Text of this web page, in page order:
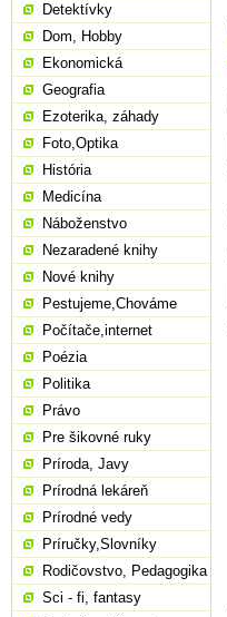
Detektívky
Dom, Hobby
Ekonomická
Geografia
Ezoterika, záhady
Foto,Optika
História
Medicína
Náboženstvo
Nezaradené knihy
Nové knihy
Pestujeme,Chováme
Počítače,internet
Poézia
Politika
Právo
Pre šikovné ruky
Príroda, Javy
Prírodná lekáreň
Prírodné vedy
Príručky,Slovníky
Rodičovstvo, Pedagogika
Sci - fi, fantasy